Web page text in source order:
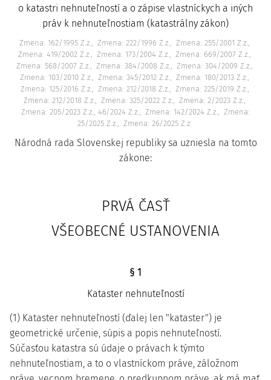
o katastri nehnuteľností a o zápise vlastníckych a iných
práv k nehnuteľnostiam (katastrálny zákon)
Zmena: 162/1995 Z.z. Zmena: 222/1996 Z.z.
Zmena: 255/2001 Z.z.
Zmena: 419/2002 Z.z.
Zmena: 173/2004 Z.z.
Zmena: 669/2007 Z.z.
Zmena: 568/2007 Z.z.
Zmena: 384/2008 Z.z.
Zmena: 304/2009 Z.z.
Zmena: 103/2010 Z.z.
Zmena: 345/2012 Z.z.
Zmena: 180/2013 Z.z.
Zmena: 125/2016 Z.z.
Zmena: 212/2018 Z.z.
Zmena: 225/2019 Z.z.
Zmena: 212/2018 Z.z.
Zmena: 325/2022 Z.z.
Zmena: 2/2023 Z.z.
Zmena: 205/2023 Z.z., 46/2024 Z.z.
Zmena: 142/2024 Z.z.
Zmena:
25/2025 Z.z.
Zmena: 26/2025 Z.z.
Národná rada Slovenskej republiky sa uzniesla na tomto
zákone:
PRVÁ ČASŤ
VŠEOBECNÉ USTANOVENIA
§ 1
Kataster nehnuteľností
(1) Kataster nehnuteľností (ďalej len "kataster") je
geometrické určenie, súpis a popis nehnuteľností.
Súčasťou katastra sú údaje o právach k týmto
nehnuteľnostiam, a to o vlastníckom práve, záložnom